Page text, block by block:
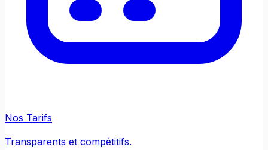
Nos Tarifs
Transparents et compétitifs.